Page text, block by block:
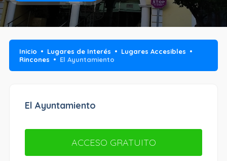
Inicio Lugares de Interés
Lugares Accesibles
Rincones
El Ayuntamiento
El Ayuntamiento
ACCESO GRATUITO